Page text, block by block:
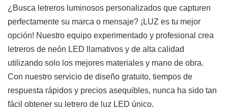
¿Busca letreros luminosos personalizados que capturen
perfectamente su marca o mensaje? ¡LUZ es tu mejor
opción! Nuestro equipo experimentado y profesional crea
letreros de neón LED llamativos y de alta calidad
utilizando solo los mejores materiales y mano de obra.
Con nuestro servicio de diseño gratuito, tiempos de
respuesta rápidos y precios asequibles, nunca ha sido tan
fácil obtener su letrero de luz LED único.